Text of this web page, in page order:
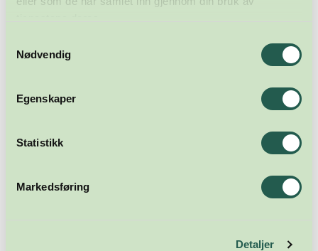
Nødvendig
Egenskaper
Statistikk
Markedsføring
Detaljer